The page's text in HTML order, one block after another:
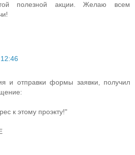
полезной акции. Желаю всем
и отправки формы заявки, получил
к этому проэкту!"